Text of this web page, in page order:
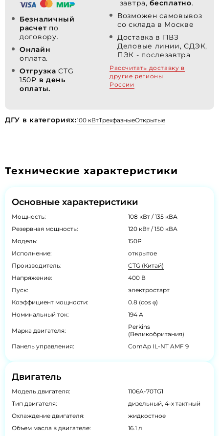
Безналичный
расчет по
договору.
Онлайн
оплата.
Отгрузка CTG
150P в день
оплаты.
завтра,бесплатно.
Возможен самовывоз
со склада в Москве
Доставка в ПВЗ
Деловые линии, СДЭК,
ПЭК - послезавтра
Рассчитать доставку в
другие регионы
России
ДГУ в категориях:100 кВтТрехфазныеОткрытые
Технические характеристики
Основные характеристики
Мощность:
108 кВт / 135 кВА
Резервная мощность:
120 кВт / 150 кВА
Модель:
150P
Исполнение:
открытое
Производитель:
CTG (Китай)
Напряжение:
400 В
Пуск:
электростарт
Коэффициент мощности:
0.8 (cos φ)
Номинальный ток:
194 А
Марка двигателя:
Perkins
(Великобритания)
Панель управления:
ComAp IL-NT AMF 9
Двигатель
Модель двигателя:
1106A-70TG1
Тип двигателя:
дизельный, 4-х тактный
Охлаждение двигателя:
жидкостное
Объем масла в двигателе:
16.1 л